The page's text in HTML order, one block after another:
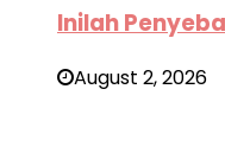
Inilah
August 2, 2026